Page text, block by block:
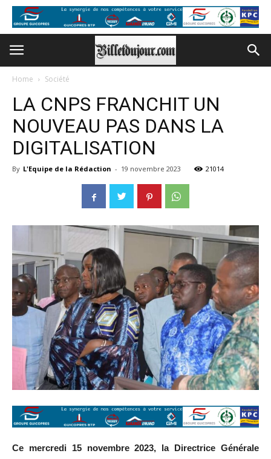
Home Société
LA CNPS FRANCHIT UN
NOUVEAU PAS DANS LA
DIGITALISATION
By L'Equipe de la Rédaction - 19 novembre 2023 21014
Ce mercredi 15 novembre 2023, la Directrice Générale